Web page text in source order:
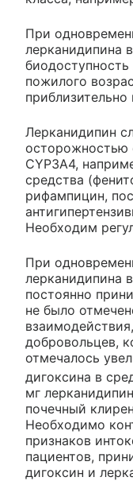
При
лерканидипина
пожилого
приблизительно
Лерканидипин
осторожностью
CYP3A4,
средства
рифампицин,
Необходим
При
лерканидипина
постоянно
не было
добровольцев,
отмечалось
дигоксина в
мг
почечный
Необходимо
признаков
пациентов,
дигоксин и